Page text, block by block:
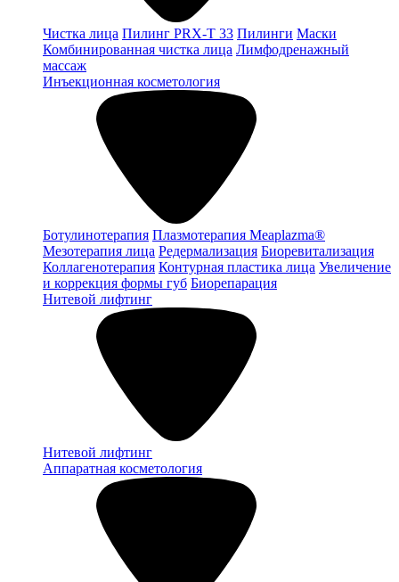
Чистка лица Пилинг PRX-T 33 Пилинги Маски
Комбинированная чистка лица Лимфодренажный
массаж
Инъекционная косметология
Ботулинотерапия Плазмотерапия Meaplazma®
Мезотерапия лица Редермализация Биоревитализация
Коллагенотерапия Контурная пластика лица Увеличение
и коррекция формы губ Биорепарация
Нитевой лифтинг
Нитевой лифтинг
Аппаратная косметология